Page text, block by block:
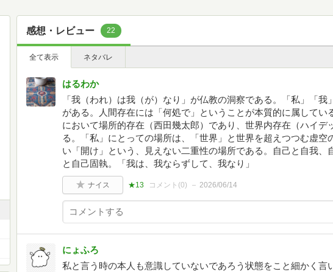
感想・レビュー 22
全て表示 ネタバレ
はるわか
「我（われ）は我（が）なり」が仏教の洞察である。「私」「我
がある。人間存在には「何処で」ということが本質的に属してい
において場所的存在（西田幾太郎）であり、世界内存在（ハイデ
る。「私」にとっての場所は、「世界」と世界を超えつつむ虚空
い「開け」という、見えない二重性の場所である。自己と自我、
と自己固執。「我は、我ならずして、我なり」
ナイス ★13 コメント(0) 2026/06/14
にょふろ
私と言う時の本人も意識していないであろう状態をこと細かく言